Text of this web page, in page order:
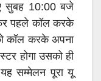
सुबह 10:00 बजे
पहले कॉल करके
कॉल करके अपना
होगा उसको ही
सम्मेलन पूरा यू